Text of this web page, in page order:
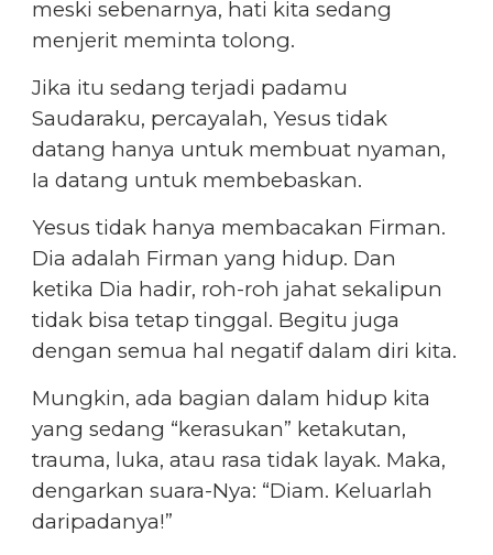
meski sebenarnya, hati kita sedang
menjerit meminta tolong.
Jika itu sedang terjadi padamu
Saudaraku, percayalah, Yesus tidak
datang hanya untuk membuat nyaman,
Ia datang untuk membebaskan.
Yesus tidak hanya membacakan Firman.
Dia adalah Firman yang hidup. Dan
ketika Dia hadir, roh-roh jahat sekalipun
tidak bisa tetap tinggal. Begitu juga
dengan semua hal negatif dalam diri kita.
Mungkin, ada bagian dalam hidup kita
yang sedang “kerasukan” ketakutan,
trauma, luka, atau rasa tidak layak. Maka,
dengarkan suara-Nya: “Diam. Keluarlah
daripadanya!”